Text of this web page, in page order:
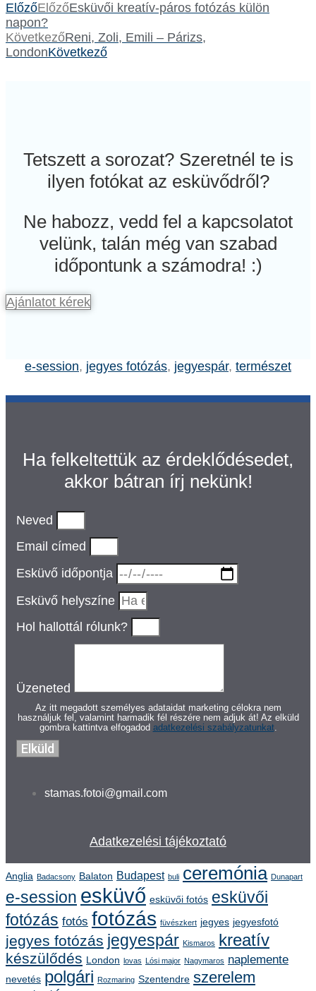
ElőzőElőzőEsküvői kreatív-páros fotózás külön
napon?
KövetkezőReni, Zoli, Emili – Párizs,
LondonKövetkező
Tetszett a sorozat? Szeretnél te is
ilyen fotókat az esküvődről?
Ne habozz, vedd fel a kapcsolatot
velünk, talán még van szabad
időpontunk a számodra! :)
Ajánlatot kérek
e-session, jegyes fotózás, jegyespár, természet
Ha felkeltettük az érdeklődésedet,
akkor bátran írj nekünk!
Neved
Email címed
Esküvő időpontja
Esküvő helyszíne
Hol hallottál rólunk?
Üzeneted
Az itt megadott személyes adataidat marketing célokra nem
használjuk fel, valamint harmadik fél részére nem adjuk át! Az elküld
gombra kattintva elfogadod adatkezelési szabályzatunkat.
Elküld
stamas.fotoi@gmail.com
Adatkezelési tájékoztató
Anglia Badacsony Balaton Budapest buli ceremónia Dunapart
e-session esküvő esküvői fotós esküvői
fotózás fotós fotózás füvészkert jegyes jegyesfotó
jegyes fotózás jegyespár Kismaros kreatív
készülődés London lovas Lósi major Nagymaros naplemente
nevetés polgári Rozmaring Szentendre szerelem